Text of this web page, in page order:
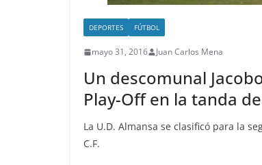
DEPORTES FÚTBOL
mayo 31, 2016 Juan Carlos Mena
Un descomunal
Play-Off en la tanda
La U.D. Almansa se clasificó para la
C.F.